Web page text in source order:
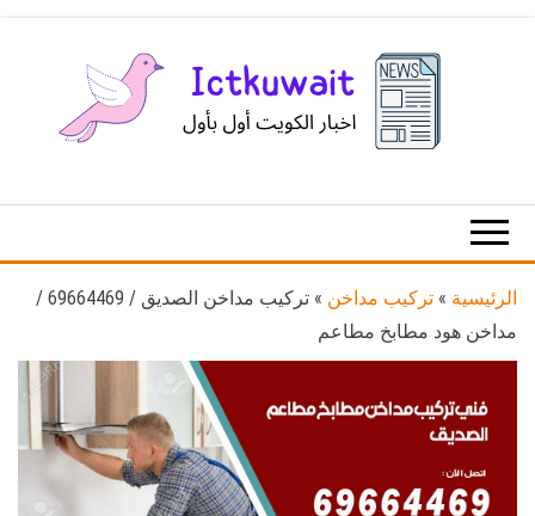
الكويت
الرئيسية » تركيب مداخن »
تركيب مداخن الصديق / 69664469 /
مداخن هود مطابخ مطاعم